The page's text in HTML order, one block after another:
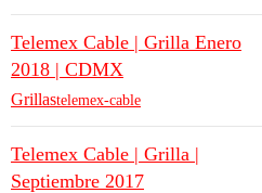
Telemex Cable | Grilla Enero
2018 | CDMX
Grillastelemex-cable
Telemex Cable | Grilla |
Septiembre 2017